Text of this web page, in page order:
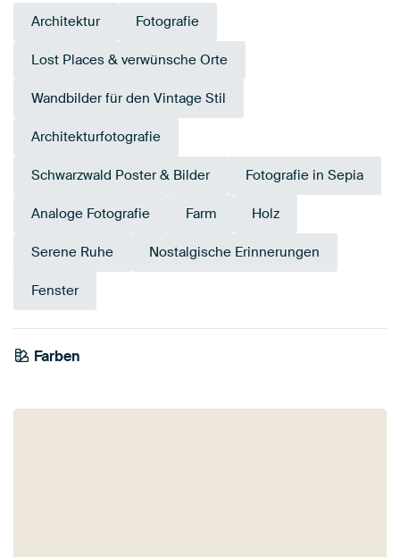
Architektur Fotografie
Lost Places & verwünsche Orte
Wandbilder für den Vintage Stil
Architekturfotografie
Schwarzwald Poster & Bilder Fotografie in Sepia
Analoge Fotografie Farm Holz
Serene Ruhe Nostalgische Erinnerungen
Fenster
Farben
Beige
Anthrazit